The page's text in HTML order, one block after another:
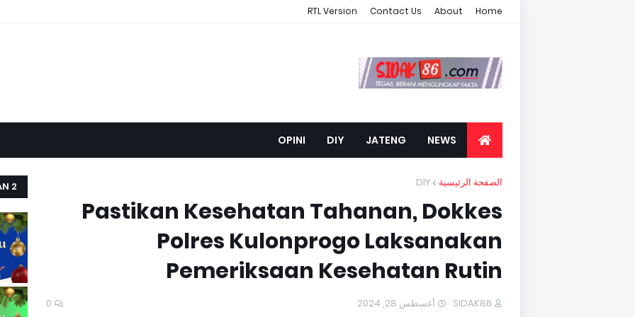
Home
About
Contact Us
RTL Version
NEWS
JATENG
DIY
OPINI
الصفحة الرئيسية DIY
Pastikan Kesehatan Tahanan, Dokkes
Polres Kulonprogo Laksanakan
Pemeriksaan Kesehatan Rutin
SIDAK86 أغسطس 28, 2024 0
2